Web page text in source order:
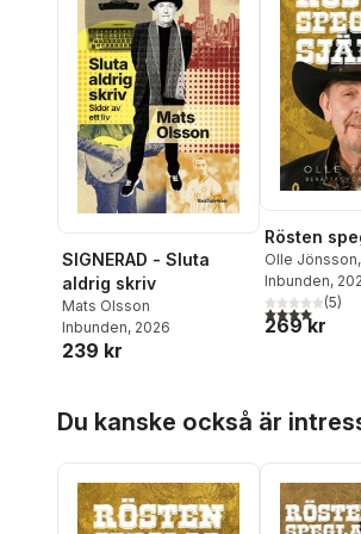
SIGNERAD - Sluta
aldrig skriv
Mats Olsson
Inbunden, 2026
239 kr
Rösten
Olle Jönsson,
Inbunden,
4,0utav 5(5)
269 kr
Du kanske också är